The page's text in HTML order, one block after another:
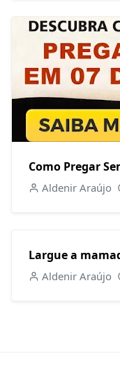
Como Pregar
Aldenir Araújo
Largue a
Aldenir Araújo